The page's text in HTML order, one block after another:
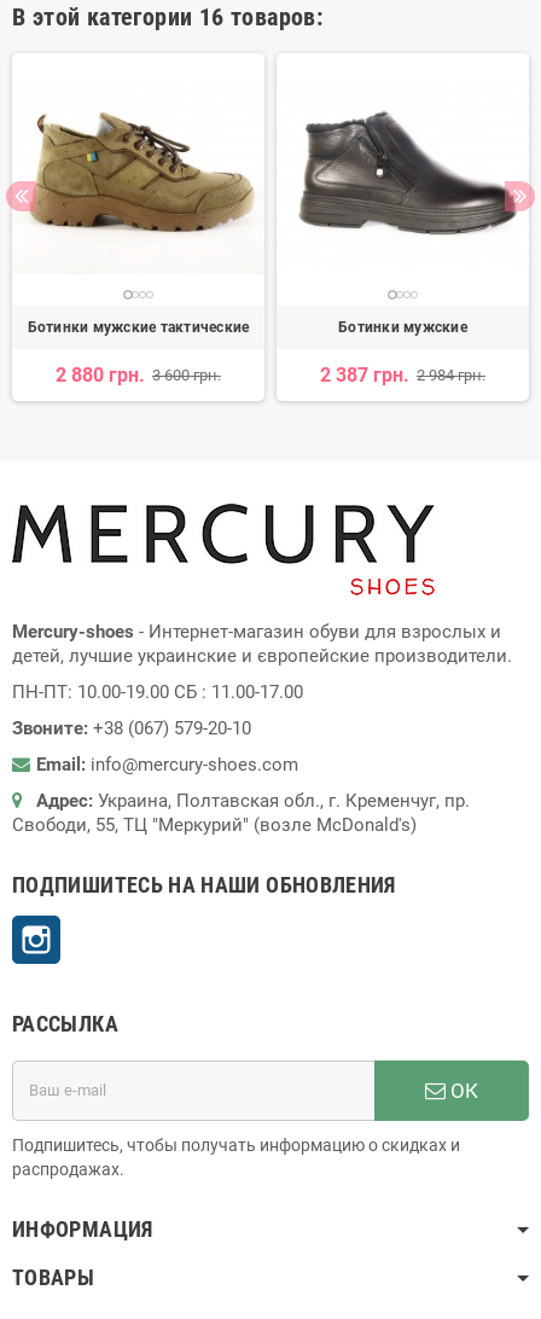
В этой категории 16 товаров:
Ботинки мужские тактические
2 880 грн. 3 600 грн.
Ботинки мужские
2 387 грн. 2 984 грн.
Mercury-shoes - Интернет-магазин обуви для взрослых и
детей, лучшие украинские и європейские производители.
ПН-ПТ: 10.00-19.00 СБ : 11.00-17.00
Звоните: +38 (067) 579-20-10
Email: info@mercury-shoes.com
Адрес: Украина, Полтавская обл., г. Кременчуг, пр.
Свободи, 55, ТЦ "Меркурий" (возле McDonald's)
ПОДПИШИТЕСЬ НА НАШИ ОБНОВЛЕНИЯ
РАССЫЛКА
ОК
Подпишитесь, чтобы получать информацию о скидках и
распродажах.
ИНФОРМАЦИЯ
ТОВАРЫ